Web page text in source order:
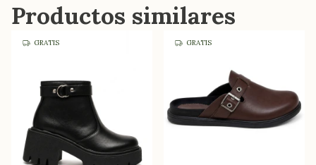
Productos similares
GRATIS GRATIS